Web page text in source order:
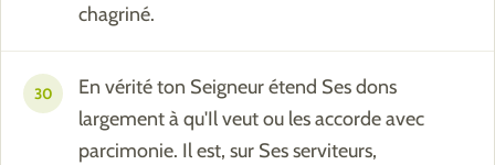
chagriné.
30
En vérité ton Seigneur étend Ses dons
largement à qu'Il veut ou les accorde avec
parcimonie. Il est, sur Ses serviteurs,